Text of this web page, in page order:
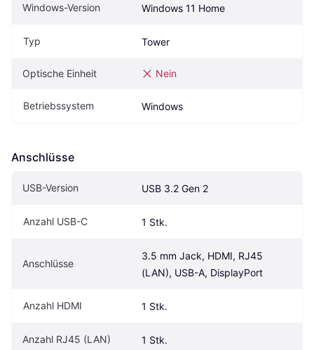
Windows-Version Windows 11 Home
Typ Tower
Optische Einheit Nein
Betriebssystem Windows
Anschlüsse
USB-Version USB 3.2 Gen 2
Anzahl USB-C 1 Stk.
Anschlüsse
3.5 mm Jack, HDMI, RJ45
(LAN), USB-A, DisplayPort
Anzahl HDMI 1 Stk.
Anzahl RJ45 (LAN) 1 Stk.